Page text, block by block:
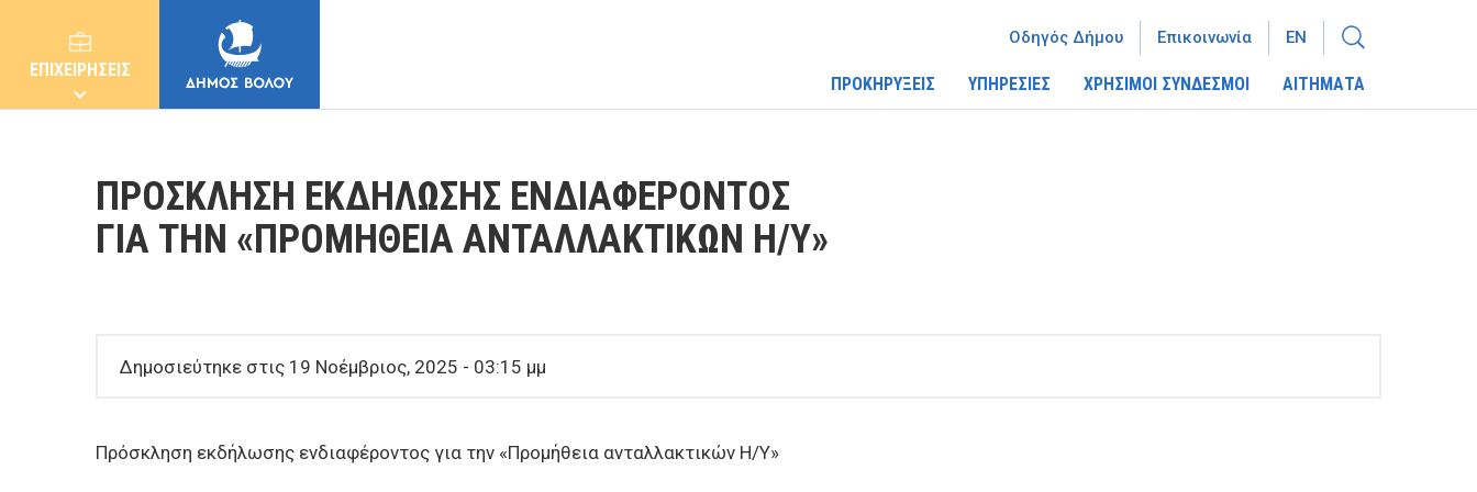
ΕΠΙΧΕΙΡΗΣΕΙΣ
ΠΡΟΚΗΡΥΞΕΙΣ ΥΠΗΡΕΣΙΕΣ ΧΡΗΣΙΜΟΙ ΣΥΝΔΕΣΜΟΙ ΑΙΤΗΜΑΤΑ
Οδηγός Δήμου Επικοινωνία EN
ΠΡΟΣΚΛΗΣΗ ΕΚΔΗΛΩΣΗΣ ΕΝΔΙΑΦΕΡΟΝΤΟΣ
ΓΙΑ ΤΗΝ «ΠΡΟΜΗΘΕΙΑ ΑΝΤΑΛΛΑΚΤΙΚΩΝ Η/Υ»
Δημοσιεύτηκε στις 19 Νοέμβριος, 2025 - 03:15 μμ
Πρόσκληση εκδήλωσης ενδιαφέροντος για την «Προμήθεια ανταλλακτικών Η/Υ»